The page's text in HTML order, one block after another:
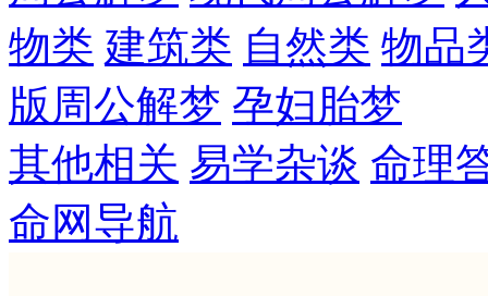
物类 建筑类 自然类 物品
版周公解梦 孕妇胎梦
其他相关 易学杂谈 命理
命网导航